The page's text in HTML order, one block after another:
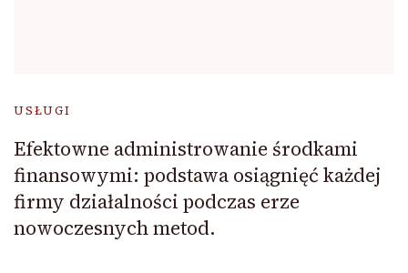
USŁUGI
Efektowne administrowanie środkami
finansowymi: podstawa osiągnięć każdej
firmy działalności podczas erze
nowoczesnych metod.